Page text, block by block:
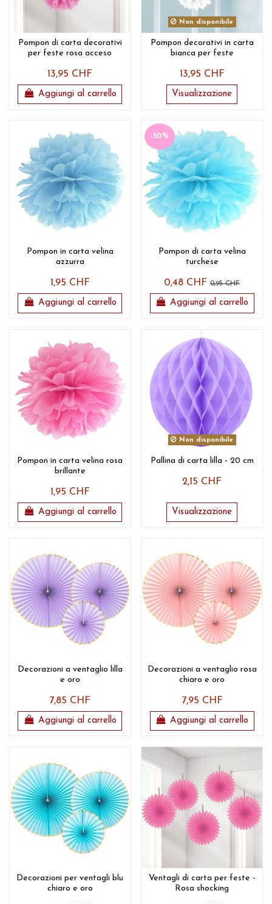
Pompon di carta decorativi
per feste rosa acceso
13,95 CHF
Aggiungi al carrello
Non disponibile
Pompon decorativi in carta
bianca per feste
13,95 CHF
Visualizzazione
Pompon in carta velina
azzurra
1,95 CHF
Aggiungi al carrello
-50%
Pompon di carta velina
turchese
0,48 CHF0,95 CHF
Aggiungi al carrello
Pompon in carta velina rosa
brillante
1,95 CHF
Aggiungi al carrello
Non disponibile
Pallina di carta lilla - 20 cm
2,15 CHF
Visualizzazione
Decorazioni a ventaglio lilla
e oro
7,85 CHF
Aggiungi al carrello
Decorazioni a ventaglio rosa
chiaro e oro
7,95 CHF
Aggiungi al carrello
Decorazioni per ventagli blu
chiaro e oro
Ventagli di carta per feste -
Rosa shocking